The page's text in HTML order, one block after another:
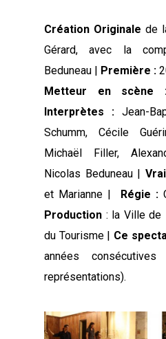
Création Originale de
Gérard, avec la
Beduneau | Première :
Metteur en scène
Interprètes :Jean-
Schumm, Cécile
Michaël Filler,
Nicolas Beduneau |
et Marianne | Régie :
Production : la Ville de
du Tourisme | Ce
années
représentations).